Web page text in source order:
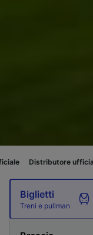
ufficiale
Biglietti
Treni e pullman